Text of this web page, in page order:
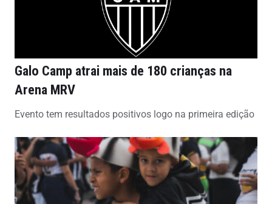
Galo Camp atrai mais de 180 crianças na
Arena MRV
Evento tem resultados positivos logo na primeira edição